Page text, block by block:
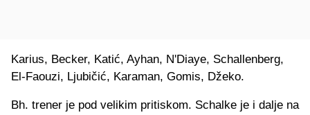
Karius, Becker, Katić, Ayhan, N'Diaye, Schallenberg,
El-Faouzi, Ljubičić, Karaman, Gomis, Džeko.
Bh. trener je pod velikim pritiskom. Schalke je i dalje na